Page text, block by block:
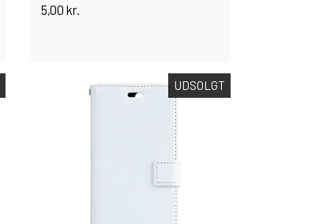
5,00 kr.
UDSOLGT